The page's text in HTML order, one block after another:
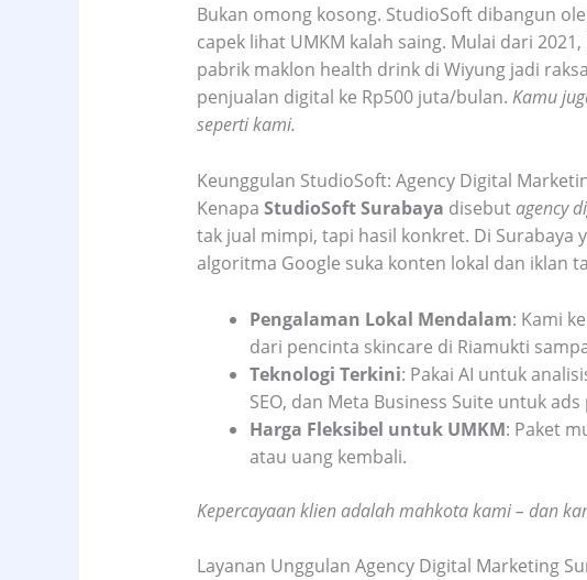
Bukan omong kosong. StudioSoft dibangun
capek lihat UMKM kalah saing. Mulai dari
pabrik maklon health drink di Wiyung jadi
penjualan digital ke Rp500 juta/bulan. Kamu
seperti kami.
Keunggulan StudioSoft: Agency Digital
Kenapa StudioSoft Surabaya disebutagency
tak jual mimpi, tapi hasil konkret. Di Surabaya
algoritma Google suka konten lokal dan iklan
Pengalaman Lokal Mendalam: Kami
dari pencinta skincare di Riamukti
Teknologi Terkini: Pakai AI untuk
SEO, dan Meta Business Suite untuk ads
Harga Fleksibel untuk UMKM: Paket
atau uang kembali.
Kepercayaan klien adalah mahkota kami – dan
Layanan Unggulan Agency Digital Marketing